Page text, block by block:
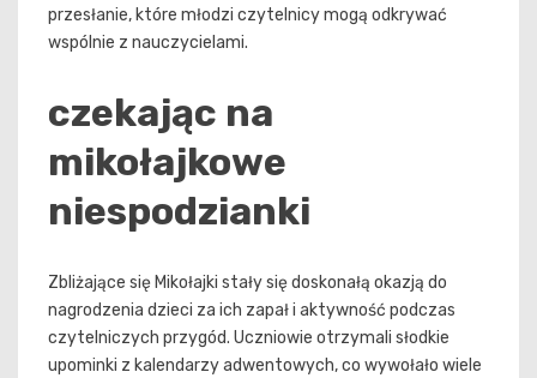
przesłanie, które młodzi czytelnicy mogą odkrywać
wspólnie z nauczycielami.
czekając na
mikołajkowe
niespodzianki
Zbliżające się Mikołajki stały się doskonałą okazją do
nagrodzenia dzieci za ich zapał i aktywność podczas
czytelniczych przygód. Uczniowie otrzymali słodkie
upominki z kalendarzy adwentowych, co wywołało wiele